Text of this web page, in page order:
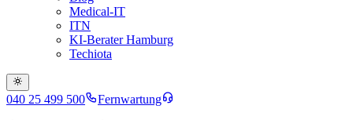
Medical-IT
ITN
KI-Berater Hamburg
Techiota
040 25 499 500 Fernwartung